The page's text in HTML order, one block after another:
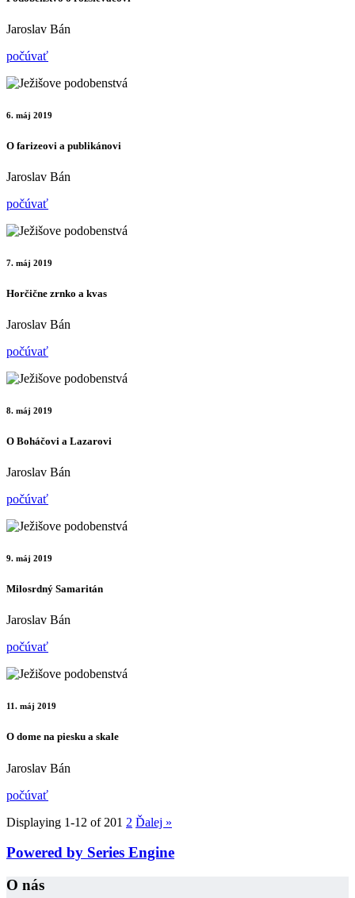
Jaroslav Bán
počúvať
6. máj 2019
O farizeovi a publikánovi
Jaroslav Bán
počúvať
7. máj 2019
Horčične zrnko a kvas
Jaroslav Bán
počúvať
8. máj 2019
O Boháčovi a Lazarovi
Jaroslav Bán
počúvať
9. máj 2019
Milosrdný Samaritán
Jaroslav Bán
počúvať
11. máj 2019
O dome na piesku a skale
Jaroslav Bán
počúvať
Displaying 1-12 of 201 2 Ďalej »
Powered by Series Engine
O nás